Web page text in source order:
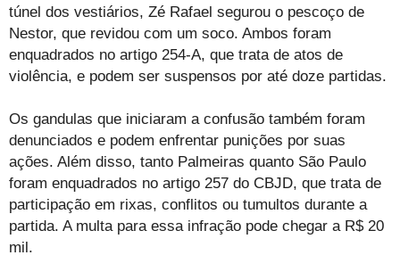
túnel dos vestiários, Zé Rafael segurou o pescoço de
Nestor, que revidou com um soco. Ambos foram
enquadrados no artigo 254-A, que trata de atos de
violência, e podem ser suspensos por até doze partidas.
Os gandulas que iniciaram a confusão também foram
denunciados e podem enfrentar punições por suas
ações. Além disso, tanto Palmeiras quanto São Paulo
foram enquadrados no artigo 257 do CBJD, que trata de
participação em rixas, conflitos ou tumultos durante a
partida. A multa para essa infração pode chegar a R$ 20
mil.